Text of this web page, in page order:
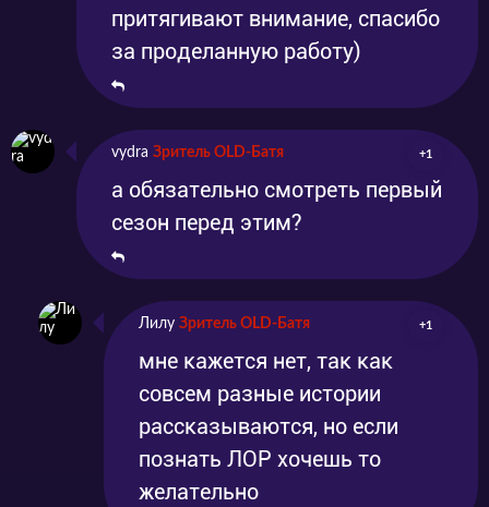
притягивают внимание, спасибо
за проделанную работу)
vydra Зритель OLD-Батя +1
а обязательно смотреть первый
сезон перед этим?
Лилу Зритель OLD-Батя +1
мне кажется нет, так как
совсем разные истории
рассказываются, но если
познать ЛОР хочешь то
желательно